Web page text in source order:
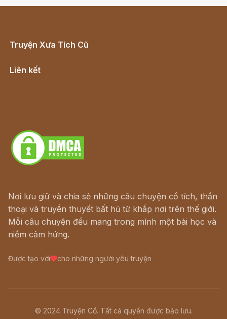
Truyện Xưa Tích Cũ
Liên kết
Nơi lưu giữ và chia sẻ những câu chuyện cổ tích, thần
thoại và truyền thuyết bất hủ từ khắp nơi trên thế giới.
Mỗi câu chuyện đều mang trong mình một bài học và
niềm cảm hứng.
Được tạo với cho những người yêu truyện
© 2024 Truyện Cổ. Tất cả quyền được bảo lưu.